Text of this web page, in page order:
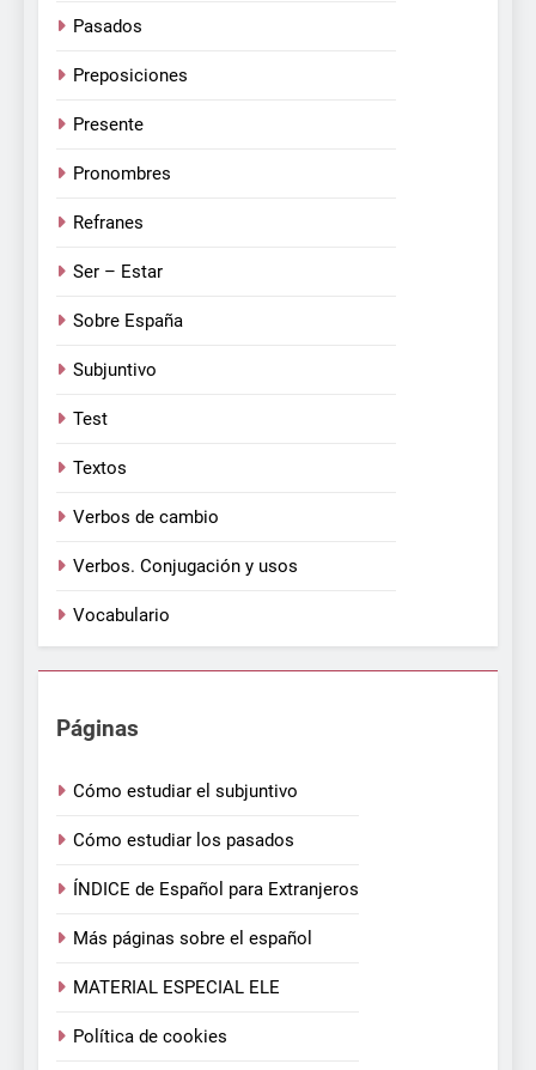
Pasados
Preposiciones
Presente
Pronombres
Refranes
Ser – Estar
Sobre España
Subjuntivo
Test
Textos
Verbos de cambio
Verbos. Conjugación y usos
Vocabulario
Páginas
Cómo estudiar el subjuntivo
Cómo estudiar los pasados
ÍNDICE de Español para Extranjeros
Más páginas sobre el español
MATERIAL ESPECIAL ELE
Política de cookies